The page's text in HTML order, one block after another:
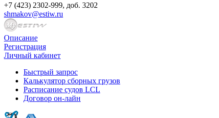
+7 (423) 2302-999, доб. 3202
shmakov@estiw.ru
Описание
Регистрация
Личный кабинет
Быстрый запрос
Калькулятор сборных грузов
Расписание судов LCL
Договор он-лайн